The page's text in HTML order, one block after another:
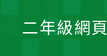
二年級網頁